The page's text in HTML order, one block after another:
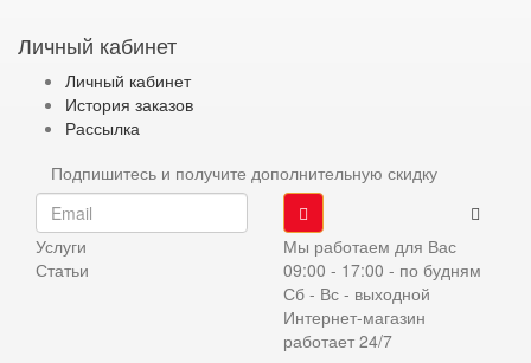
Личный кабинет
Личный кабинет
История заказов
Рассылка
Подпишитесь и получите дополнительную скидку
Услуги
Статьи
Мы работаем для Вас
09:00 - 17:00 - по будням
Сб - Вс - выходной
Интернет-магазин
работает 24/7